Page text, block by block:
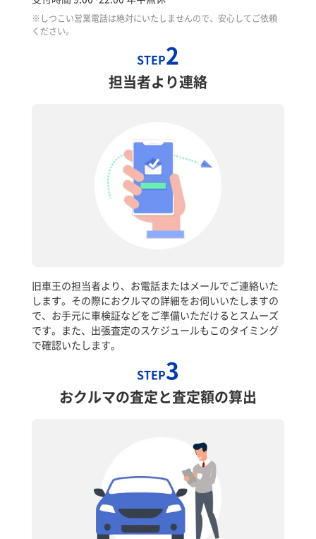
※しつこい営業電話は絶対にいたしませんので、安心してご依頼
ください。
STEP2
担当者より連絡
旧車王の担当者より、お電話またはメールでご連絡いた
します。その際におクルマの詳細をお伺いいたしますの
で、お手元に車検証などをご準備いただけるとスムーズ
です。また、出張査定のスケジュールもこのタイミング
で確認いたします。
STEP3
おクルマの査定と査定額の算出